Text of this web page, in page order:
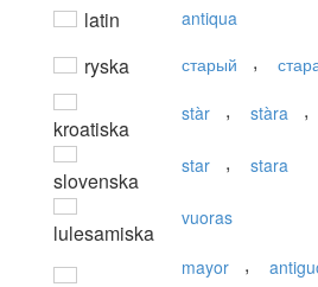
latin antiqua
ryska старый ,
kroatiska
stàr , stàra ,
slovenska
star , stara
lulesamiska
vuoras
mayor ,